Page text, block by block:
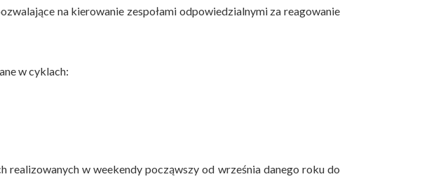
na kierowanie zespołami odpowiedzialnymi za reagowanie
w cyklach:
realizowanych w weekendy począwszy od września danego roku do